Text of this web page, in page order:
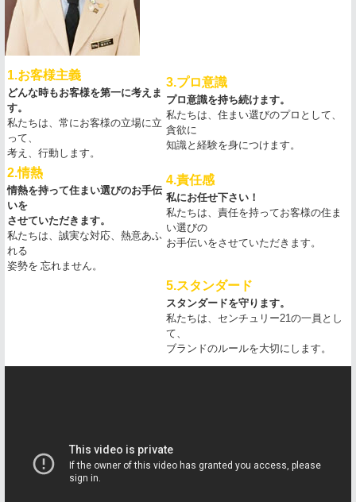
1.お客様主義
どんな時もお客様を第一に考えま
す。
私たちは、常にお客様の立場に立
って、
考え、 行動します。
3.プロ意識
プロ意識を持ち続けます。
私たちは、住まい選びのプロとして、
貪欲に
知識と経験を身につけます。
2.情熱
情熱を持って住まい選びのお手伝
いを
させていただきます。
私たちは、誠実な対応、熱意あふ
れる
姿勢を 忘れません。
4.責任感
私にお任せ下さい！
私たちは、責任を持ってお客様の住ま
い選びの
お手伝いをさせていただきます。
5.スタンダード
スタンダードを守ります。
私たちは、センチュリー21の一員とし
て、
ブランドのルールを大切にします。